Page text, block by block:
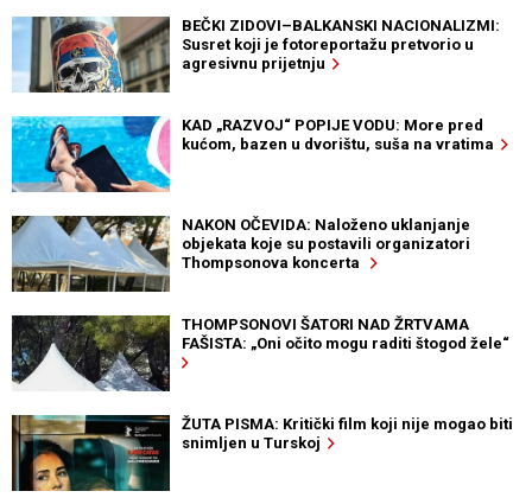
BEČKI ZIDOVI–BALKANSKI NACIONALIZMI:
Susret koji je fotoreportažu pretvorio u
agresivnu prijetnju
KAD „RAZVOJ“ POPIJE VODU: More pred
kućom, bazen u dvorištu, suša na vratima
NAKON OČEVIDA: Naloženo uklanjanje
objekata koje su postavili organizatori
Thompsonova koncerta
THOMPSONOVI ŠATORI NAD ŽRTVAMA
FAŠISTA: „Oni očito mogu raditi štogod žele“
ŽUTA PISMA: Kritički film koji nije mogao biti
snimljen u Turskoj